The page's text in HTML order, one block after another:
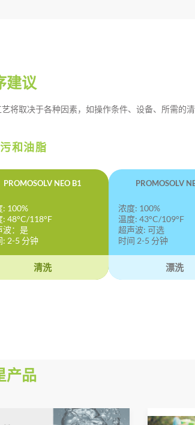
建议
将取决于各种因素，如操作条件、设备、所需的
和油脂
PROMOSOLV NEO B1
: 100%
: 48°C/118°F
波：是
: 2-5 分钟
清洗
PROMOSOLV
浓度: 100%
温度: 43°C/109°F
超声波: 可选
时间 2-5 分钟
漂洗
产品